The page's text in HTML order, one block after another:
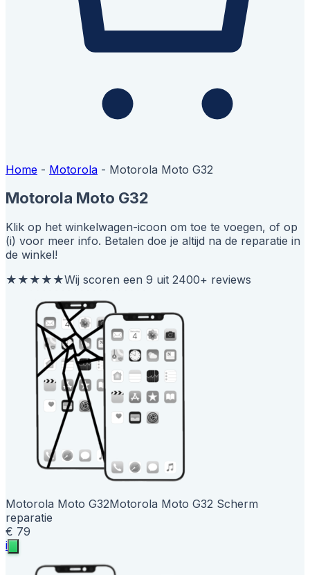
Home - Motorola - Motorola Moto G32
Motorola Moto G32
Klik op het winkelwagen-icoon om toe te voegen, of op
(i) voor meer info. Betalen doe je altijd na de reparatie in
de winkel!
★★★★★Wij scoren een 9 uit 2400+ reviews
Motorola Moto G32Motorola Moto G32 Scherm
reparatie
€ 79
i